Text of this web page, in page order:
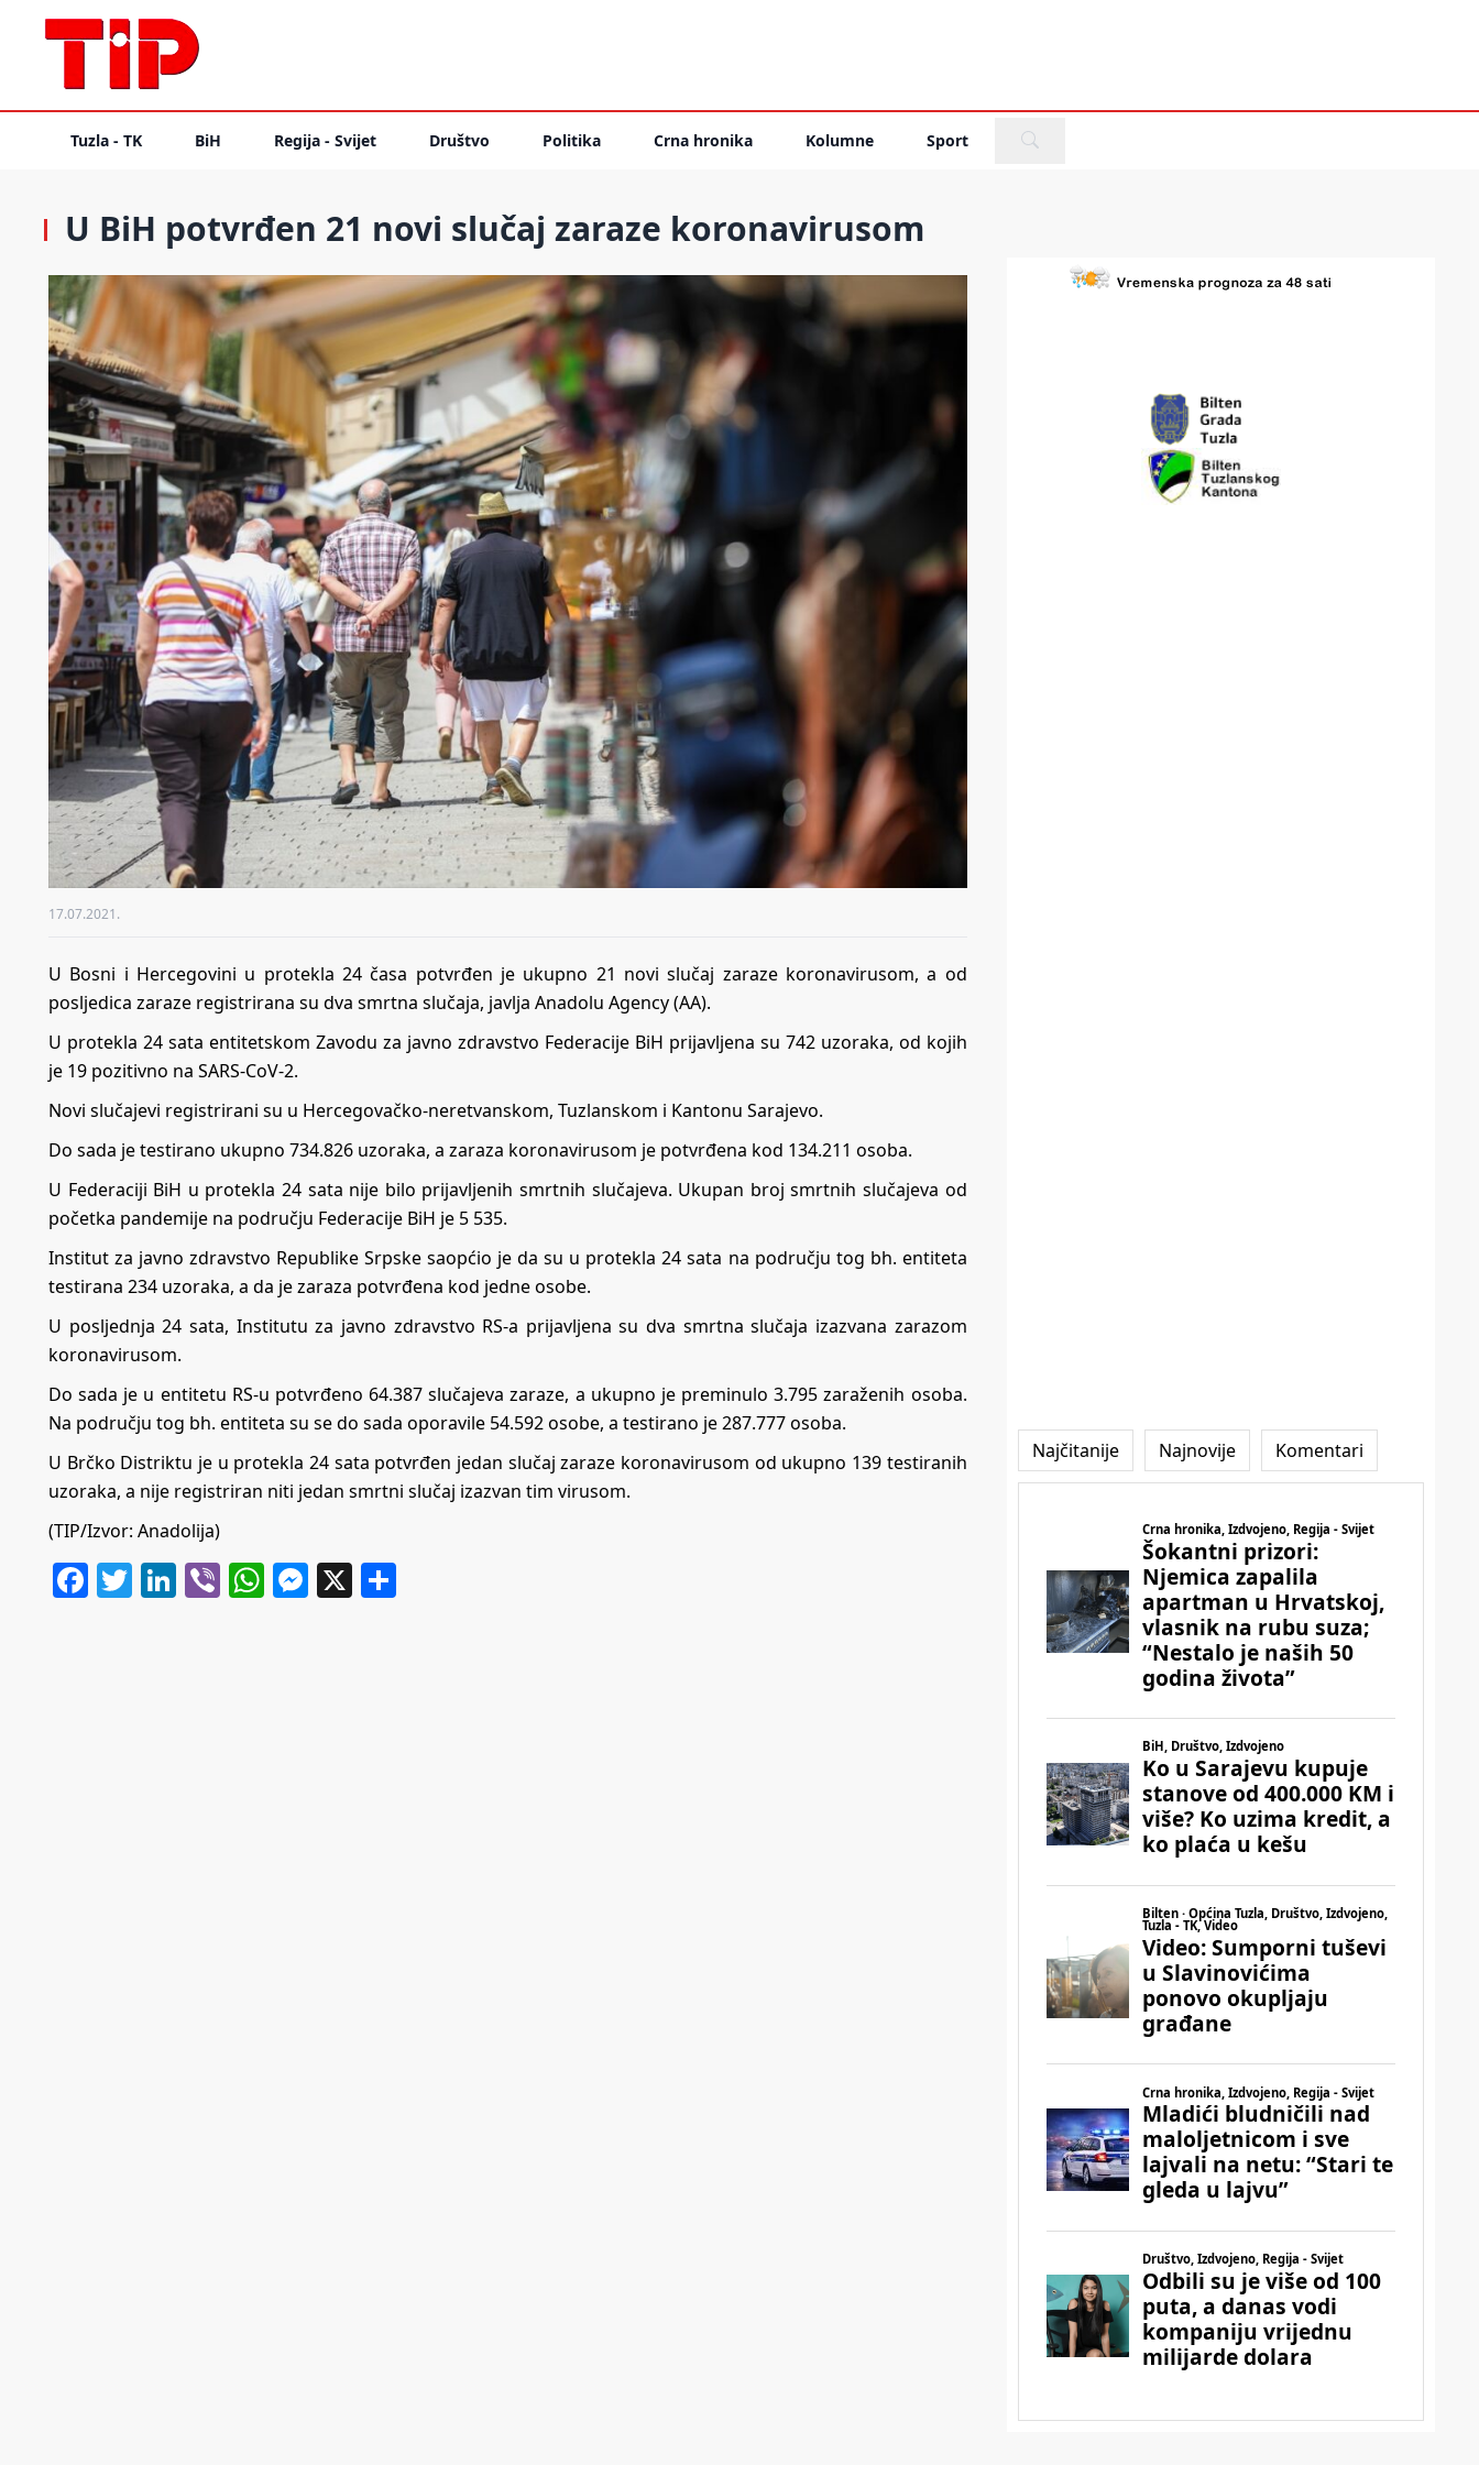
Tuzla - TK BiH Regija - Svijet Društvo Politika Crna hronika Kolumne Sport
U BiH potvrđen 21 novi slučaj zaraze koronavirusom
17.07.2021.
U Bosni i Hercegovini u protekla 24 časa potvrđen je ukupno 21 novi slučaj zaraze koronavirusom, a od
posljedica zaraze registrirana su dva smrtna slučaja, javlja Anadolu Agency (AA).
U protekla 24 sata entitetskom Zavodu za javno zdravstvo Federacije BiH prijavljena su 742 uzoraka, od kojih
je 19 pozitivno na SARS-CoV-2.
Novi slučajevi registrirani su u Hercegovačko-neretvanskom, Tuzlanskom i Kantonu Sarajevo.
Do sada je testirano ukupno 734.826 uzoraka, a zaraza koronavirusom je potvrđena kod 134.211 osoba.
U Federaciji BiH u protekla 24 sata nije bilo prijavljenih smrtnih slučajeva. Ukupan broj smrtnih slučajeva od
početka pandemije na području Federacije BiH je 5 535.
Institut zа јаvnо zdrаvstvо Rеpublikе Srpskе saopćio je da su u protekla 24 sata na području tog bh. entiteta
testirana 234 uzoraka, a da je zaraza potvrđena kod jedne osobe.
U pоsljеdnjа 24 sata, Institutu zа јаvnо zdrаvstvо RS-a prijavljena su dva smrtna slučaja izazvana zarazom
koronavirusom.
Do sada je u entitetu RS-u potvrđeno 64.387 slučajeva zaraze, a ukupno je preminulo 3.795 zaraženih osoba.
Na području tog bh. entiteta su se do sada oporavile 54.592 osobe, a testirano je 287.777 osoba.
U Brčko Distriktu je u protekla 24 sata potvrđen jedan slučaj zaraze koronavirusom od ukupno 139 testiranih
uzoraka, a nije registriran niti jedan smrtni slučaj izazvan tim virusom.
(TIP/Izvor: Anadolija)
Facebook
Twitter
LinkedIn
ViberWhatsApp
Messenger
X
Najčitanije Najnovije Komentari